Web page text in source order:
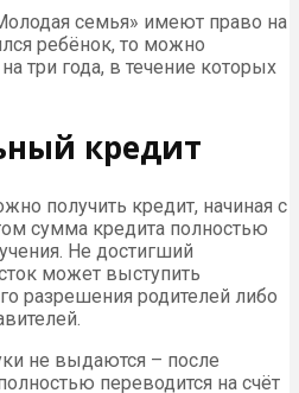
семья» имеют право на
ребёнок, то можно
три года, в течение которых
кредит
получить кредит, начиная с
сумма кредита полностью
Не достигший
может выступить
разрешения родителей либо
не выдаются – после
переводится на счёт